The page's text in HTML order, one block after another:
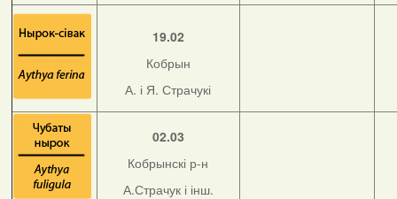
19.02
Кобрын
А. і Я. Страчукі
02.03
Кобрынскі р-н
А.Страчук і інш.